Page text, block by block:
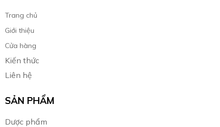
Trang chủ
Giới thiệu
Cửa hàng
Kiến thức
Liên hệ
SẢN PHẨM
Dược phẩm